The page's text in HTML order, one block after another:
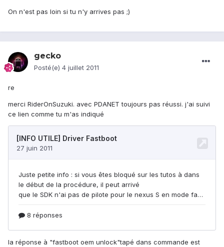
On n'est pas loin si tu n'y arrives pas ;)
gecko
Posté(e) 4 juillet 2011
re
merci RiderOnSuzuki. avec PDANET toujours pas réussi. j'ai suivi
ce lien comme tu m'as indiqué
la réponse à "fastboot oem unlock"tapé dans commande est